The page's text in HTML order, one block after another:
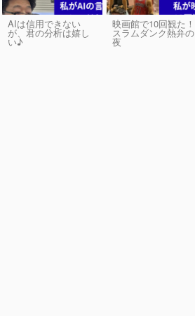
AIは信用できない
が、君の分析は嬉し
い♪
映画館で10回観た！
スラムダンク熱弁の
夜